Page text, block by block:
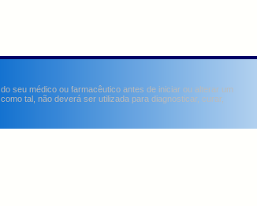
seu médico ou farmacêutico antes de iniciar ou alterar um
tal, não deverá ser utilizada para diagnosticar, curar,